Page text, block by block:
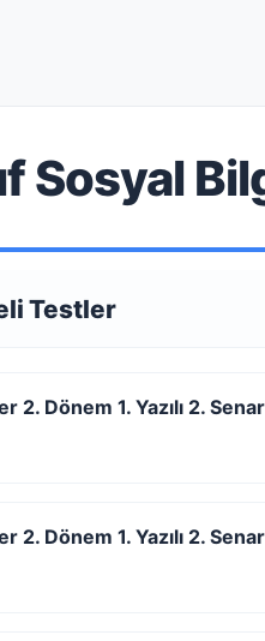
Sosyal
Testler
2. Dönem 1. Yazılı 2.
2. Dönem 1. Yazılı 2.